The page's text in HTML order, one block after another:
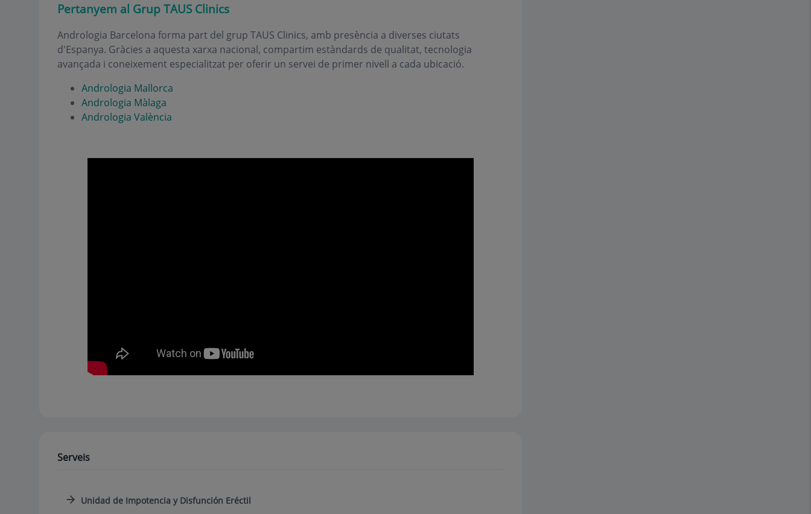
Pertanyem al Grup TAUS Clinics
Andrologia Barcelona forma part del grup TAUS Clinics, amb presència a diverses ciutats
d'Espanya. Gràcies a aquesta xarxa nacional, compartim estàndards de qualitat, tecnologia
avançada i coneixement especialitzat per oferir un servei de primer nivell a cada ubicació.
Andrologia Mallorca
Andrologia Màlaga
Andrologia València
Serveis
Unidad de Impotencia y Disfunción Eréctil